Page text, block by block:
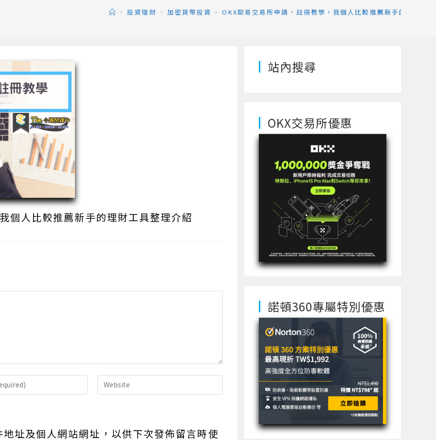
> 投資理財 > 加密貨幣投資 > OKX歐易交易所申請、註冊教學，我個人比較推薦新手的理財工
個人比較推薦新手的理財工具整理介紹
Enter
your
(optional)
址及個人網站網址，以供下次發佈留言時使
站內搜尋
OKX交易所優惠
諾頓360專屬特別優惠